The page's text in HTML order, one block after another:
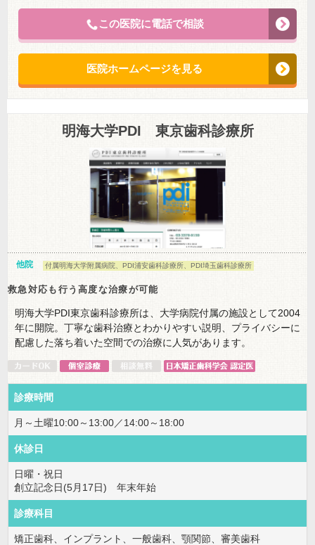
この医院に電話で相談
医院ホームページを見る
明海大学PDI 東京歯科診療所
他院 付属明海大学附属病院、PDI浦安歯科診療所、PDI埼玉歯科診療所
救急対応も行う高度な治療が可能
明海大学PDI東京歯科診療所は、大学病院付属の施設として2004
年に開院。丁寧な歯科治療とわかりやすい説明、プライバシーに
配慮した落ち着いた空間での治療に人気があります。
診療時間
月～土曜10:00～13:00／14:00～18:00
休診日
日曜・祝日
創立記念日(5月17日) 年末年始
診療科目
矯正歯科、インプラント、一般歯科、顎関節、審美歯科